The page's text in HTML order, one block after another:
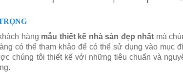
hàng mẫu thiết kế nhà sàn đẹp nhất mà
có thể tham khảo để có thể sử dụng vào mục
chúng tôi thiết kế với những tiêu chuẩn và